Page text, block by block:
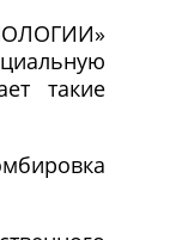
такие